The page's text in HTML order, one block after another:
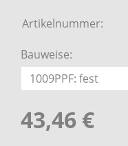
Artikelnummer:
Bauweise:
43,46 €